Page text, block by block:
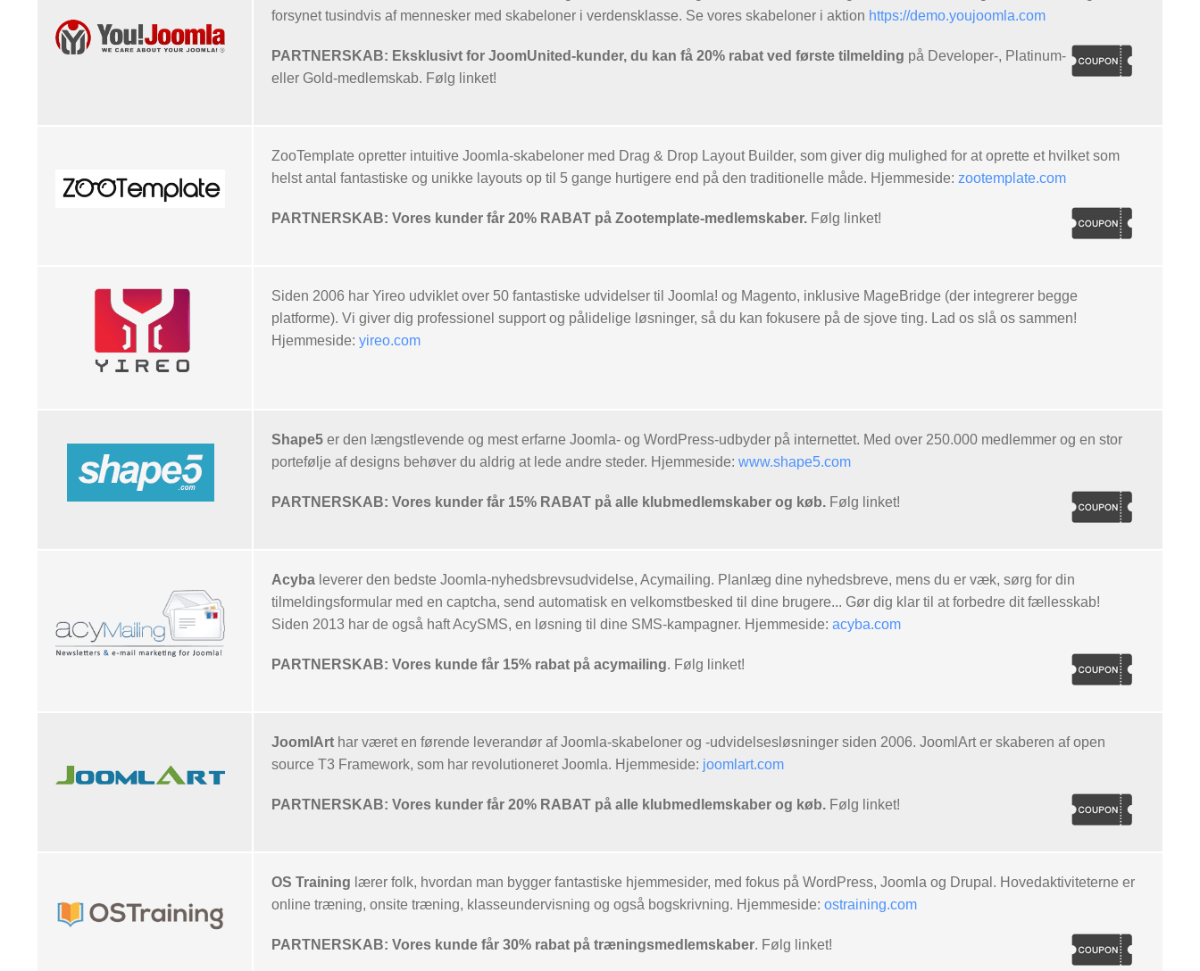
forsynet tusindvis af mennesker med skabeloner i verdensklasse. Se vores skabeloner i aktion https://demo.youjoomla.com
PARTNERSKAB: Eksklusivt for JoomUnited-kunder, du kan få 20% rabat ved første tilmelding på Developer-, Platinum-
eller Gold-medlemskab. Følg linket!
ZooTemplate opretter intuitive Joomla-skabeloner med Drag & Drop Layout Builder, som giver dig mulighed for at oprette et hvilket som
helst antal fantastiske og unikke layouts op til 5 gange hurtigere end på den traditionelle måde. Hjemmeside: zootemplate.com
PARTNERSKAB: Vores kunder får 20% RABAT på Zootemplate-medlemskaber. Følg linket!
Siden 2006 har Yireo udviklet over 50 fantastiske udvidelser til Joomla! og Magento, inklusive MageBridge (der integrerer begge
platforme). Vi giver dig professionel support og pålidelige løsninger, så du kan fokusere på de sjove ting. Lad os slå os sammen!
Hjemmeside: yireo.com
Shape5 er den længstlevende og mest erfarne Joomla- og WordPress-udbyder på internettet. Med over 250.000 medlemmer og en stor
portefølje af designs behøver du aldrig at lede andre steder. Hjemmeside: www.shape5.com
PARTNERSKAB: Vores kunder får 15% RABAT på alle klubmedlemskaber og køb. Følg linket!
Acyba leverer den bedste Joomla-nyhedsbrevsudvidelse, Acymailing. Planlæg dine nyhedsbreve, mens du er væk, sørg for din
tilmeldingsformular med en captcha, send automatisk en velkomstbesked til dine brugere... Gør dig klar til at forbedre dit fællesskab!
Siden 2013 har de også haft AcySMS, en løsning til dine SMS-kampagner. Hjemmeside: acyba.com
PARTNERSKAB: Vores kunde får 15% rabat på acymailing. Følg linket!
JoomlArt har været en førende leverandør af Joomla-skabeloner og -udvidelsesløsninger siden 2006. JoomlArt er skaberen af ​​open
source T3 Framework, som har revolutioneret Joomla. Hjemmeside: joomlart.com
PARTNERSKAB: Vores kunder får 20% RABAT på alle klubmedlemskaber og køb. Følg linket!
OS Training lærer folk, hvordan man bygger fantastiske hjemmesider, med fokus på WordPress, Joomla og Drupal. Hovedaktiviteterne er
online træning, onsite træning, klasseundervisning og også bogskrivning. Hjemmeside: ostraining.com
PARTNERSKAB: Vores kunde får 30% rabat på træningsmedlemskaber. Følg linket!